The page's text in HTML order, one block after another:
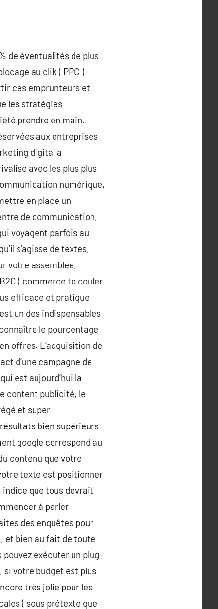
de éventualités de plus
au clik ( PPC )
ces emprunteurs et
les stratégies
prendre en main.
aux entreprises
digital a
avec les plus plus
numérique,
en place un
de communication,
voyagent parfois au
s’agisse de textes,
votre assemblée,
( commerce to couler
efficace et pratique
un des indispensables
le pourcentage
offres. L’acquisition de
d’une campagne de
est aujourd’hui la
content publicité, le
et super
bien supérieurs
google correspond au
contenu que votre
texte est positionner
indice que tous devrait
à parler
des enquêtes pour
et bien au fait de toute
pouvez exécuter un plug-
si votre budget est plus
très jolie pour les
( sous prétexte que